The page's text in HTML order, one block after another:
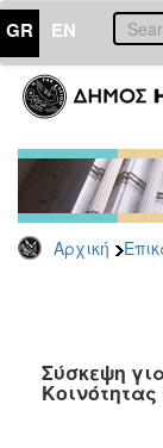
GR EN
Αρχική
ΕΠΙΚΑΙΡΟΤΗΤΑ
Τύπου
Αρχείο
2026
2025
2022
2021
Σύσκεψη